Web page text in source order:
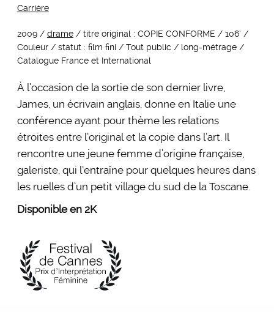
Carrière
2009 / drame/ titre original : COPIE CONFORME / 106’ /
Couleur / statut : film fini / Tout public / long-métrage /
Catalogue France et International
À l’occasion de la sortie de son dernier livre,
James, un écrivain anglais, donne en Italie une
conférence ayant pour thème les relations
étroites entre l’original et la copie dans l’art. Il
rencontre une jeune femme d’origine française,
galeriste, qui l’entraîne pour quelques heures dans
les ruelles d’un petit village du sud de la Toscane.
Disponible en 2K